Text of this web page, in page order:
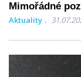
Mimořádné
Aktuality